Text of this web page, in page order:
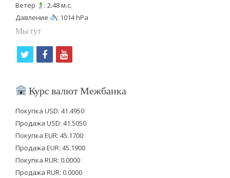
Ветер
: 2.48 м.с.
Давление
: 1014 hPa
Мы тут
i
t
e
r
f
c
b
o
o
k
y
u
u
b
e
Курс валют Межбанка
Покупка USD: 41.4950
Продажа USD: 41.5050
Покупка EUR: 45.1700
Продажа EUR: 45.1900
Покупка RUR: 0.0000
Продажа RUR: 0.0000